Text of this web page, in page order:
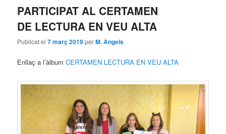
PARTICIPAT AL CERTAMEN
DE LECTURA EN VEU ALTA
Publicat el7 març 2019perM. Àngels
Enllaç a l’àlbumCERTAMEN LECTURA EN VEU ALTA